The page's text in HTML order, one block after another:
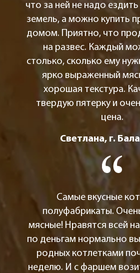
что за ней не надо
земель, а можно купить
домом. Приятно, что
на развес. Каждый
столько, сколько ему
ярко выраженный
хорошая текстура.
твердую пятерку и
цена.
Светлана, г.
Самые вкусные
полуфабрикаты.
мясные! Нравятся всей
по деньгам нормально
родных котлетками
неделю. И с фаршем